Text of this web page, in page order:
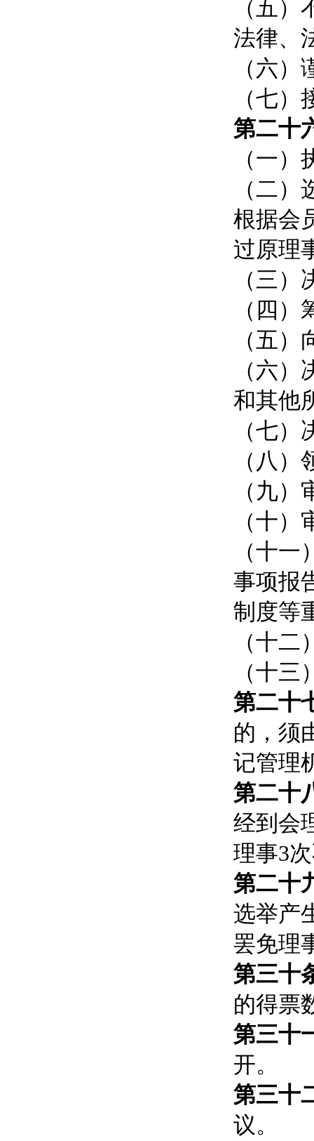
（五
法律、
（六
（七
第二十
（一
（二
根据会
过原理
（三
（四
（五
（六
和其他
（七
（八
（九
（十
（十
事项报
制度等
（十
（十
第二十
的，须
记管理
第二十
经到会
理事3
第二十
选举产
罢免理
第三十
的得票
第三十
开。
第三十
议。